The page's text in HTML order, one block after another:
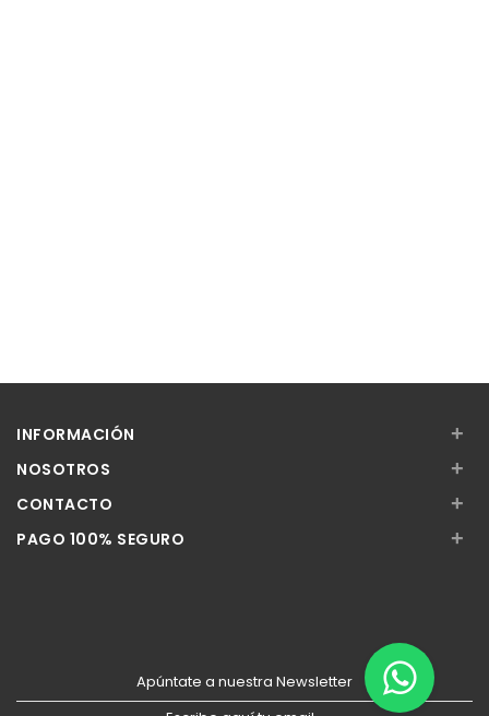
INFORMACIÓN +
NOSOTROS +
CONTACTO +
PAGO 100% SEGURO +
Apúntate a nuestra Newsletter